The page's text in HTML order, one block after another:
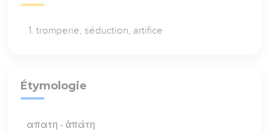
tromperie, séduction, artifice
Étymologie
απατη - ἀπάτη